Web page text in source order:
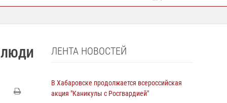
ЛЕНТА НОВОСТЕЙ
В Хабаровске продолжается всероссийская
акция "Каникулы с Росгвардией"